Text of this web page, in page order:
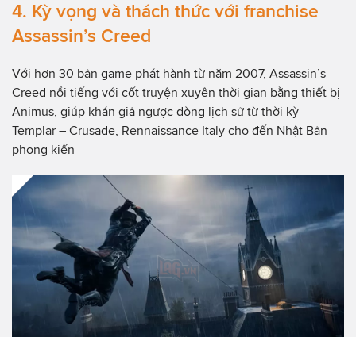
4. Kỳ vọng và thách thức với franchise
Assassin’s Creed
Với hơn 30 bản game phát hành từ năm 2007, Assassin’s
Creed nổi tiếng với cốt truyện xuyên thời gian bằng thiết bị
Animus, giúp khán giả ngược dòng lịch sử từ thời kỳ
Templar – Crusade, Rennaissance Italy cho đến Nhật Bản
phong kiến